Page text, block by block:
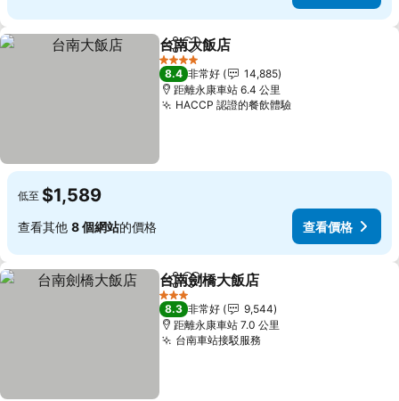
分享 加入我的最愛
台南大飯店
4 星級
8.4 非常好
14,885
距離永康車站 6.4 公里
HACCP 認證的餐飲體驗
低至 $1,589
查看其他 8 個網站的價格 查看價格
分享 加入我的最愛
台南劍橋大飯店
3 星級
8.3 非常好
9,544
距離永康車站 7.0 公里
台南車站接駁服務